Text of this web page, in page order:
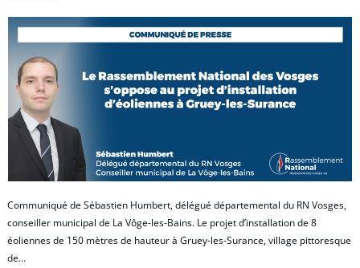
Communiqué de Sébastien Humbert, délégué départemental du RN Vosges,
conseiller municipal de La Vôge-les-Bains. Le projet d’installation de 8
éoliennes de 150 mètres de hauteur à Gruey-les-Surance, village pittoresque
de…